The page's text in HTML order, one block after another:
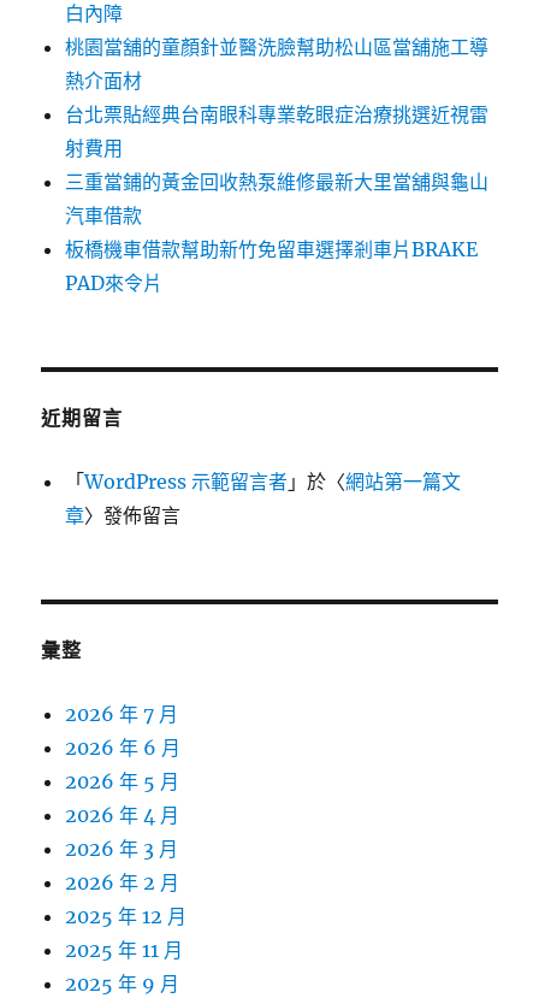
白內障
桃園當舖的童顏針並醫洗臉幫助松山區當舖施工導
熱介面材
台北票貼經典台南眼科專業乾眼症治療挑選近視雷
射費用
三重當鋪的黃金回收熱泵維修最新大里當舖與龜山
汽車借款
板橋機車借款幫助新竹免留車選擇剎車片BRAKE
PAD來令片
近期留言
「WordPress 示範留言者 」於〈網站第一篇文
章〉發佈留言
彙整
2026 年 7 月
2026 年 6 月
2026 年 5 月
2026 年 4 月
2026 年 3 月
2026 年 2 月
2025 年 12 月
2025 年 11 月
2025 年 9 月